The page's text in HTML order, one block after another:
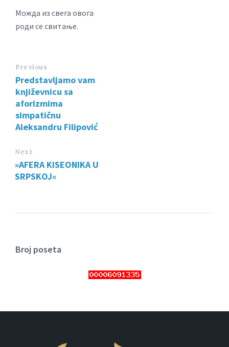
Можда из свега овога
роди се свитање.
Previous
Predstavljamo vam
književnicu sa
aforizmima
simpatičnu
Aleksandru Filipović
Next
»AFERA KISEONIKA U
SRPSKOJ«
Broj poseta